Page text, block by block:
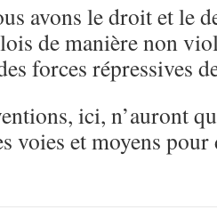
avons le droit et le
de manière non
forces répressives
ici, n’auront
voies et moyens